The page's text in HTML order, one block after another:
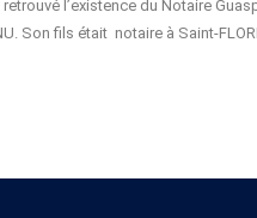
l’existence du Notaire
Son fils était notaire à Saint-